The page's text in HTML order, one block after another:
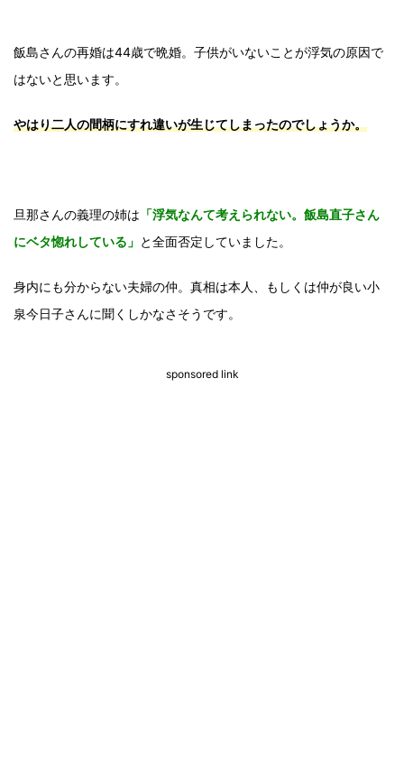
飯島さんの再婚は44歳で晩婚。子供がいないことが浮気の原因で
はないと思います。
やはり二人の間柄にすれ違いが生じてしまったのでしょうか。
旦那さんの義理の姉は 「浮気なんて考えられない。飯島直子さん
にベタ惚れしている」 と全面否定していました。
身内にも分からない夫婦の仲。真相は本人、もしくは仲が良い小
泉今日子さんに聞くしかなさそうです。
sponsored link